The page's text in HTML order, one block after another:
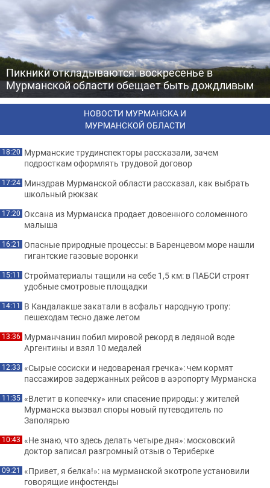
Пикники откладываются: воскресенье в
Мурманской области обещает быть дождливым
НОВОСТИ МУРМАНСКА И
МУРМАНСКОЙ ОБЛАСТИ
18:20 Мурманские трудинспекторы рассказали, зачем
подросткам оформлять трудовой договор
17:24 Минздрав Мурманской области рассказал, как выбрать
школьный рюкзак
17:20 Оксана из Мурманска продает довоенного соломенного
малыша
16:21 Опасные природные процессы: в Баренцевом море нашли
гигантские газовые воронки
15:11 Стройматериалы тащили на себе 1,5 км: в ПАБСИ строят
удобные смотровые площадки
14:11 В Кандалакше закатали в асфальт народную тропу:
пешеходам тесно даже летом
13:36 Мурманчанин побил мировой рекорд в ледяной воде
Аргентины и взял 10 медалей
12:33 «Сырые сосиски и недовареная гречка»: чем кормят
пассажиров задержанных рейсов в аэропорту Мурманска
11:35 «Влетит в копеечку» или спасение природы: у жителей
Мурманска вызвал споры новый путеводитель по
Заполярью
10:43 «Не знаю, что здесь делать четыре дня»: московский
доктор записал разгромный отзыв о Териберке
09:21 «Привет, я белка!»: на мурманской экотропе установили
говорящие инфостенды